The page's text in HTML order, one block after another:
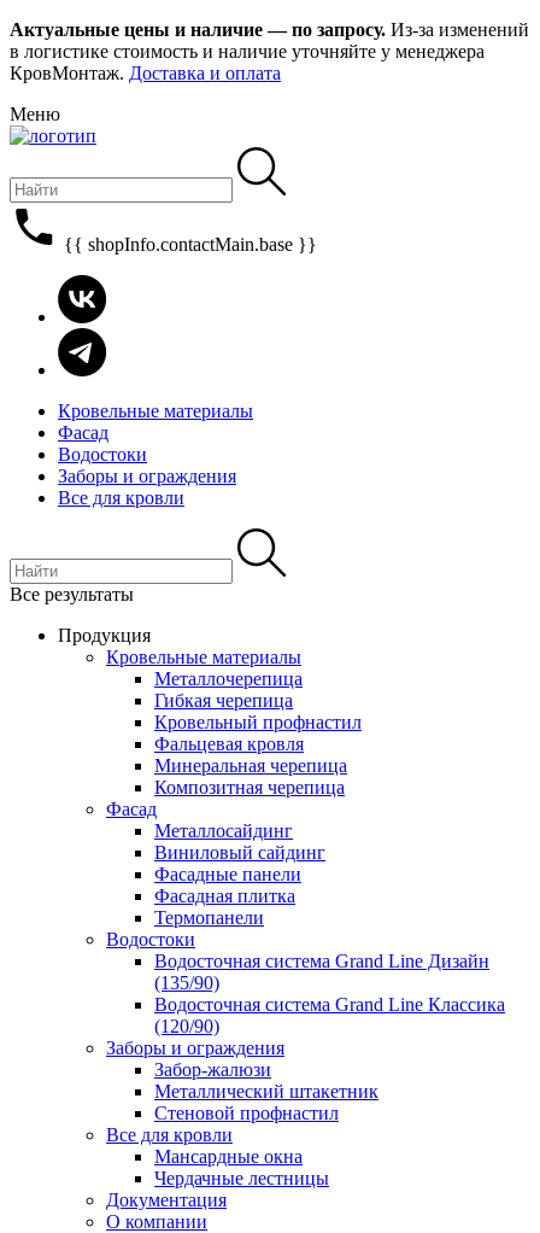
Актуальные цены и наличие — по запросу. Из-за изменений
в логистике стоимость и наличие уточняйте у менеджера
КровМонтаж. Доставка и оплата
Меню
{{ shopInfo.contactMain.base }}
Кровельные материалы
Фасад
Водостоки
Заборы и ограждения
Все для кровли
Все результаты
Продукция
Кровельные материалы
Металлочерепица
Гибкая черепица
Кровельный профнастил
Фальцевая кровля
Минеральная черепица
Композитная черепица
Фасад
Металлосайдинг
Виниловый сайдинг
Фасадные панели
Фасадная плитка
Термопанели
Водостоки
Водосточная система Grand Line Дизайн
(135/90)
Водосточная система Grand Line Классика
(120/90)
Заборы и ограждения
Забор-жалюзи
Металлический штакетник
Стеновой профнастил
Все для кровли
Мансардные окна
Чердачные лестницы
Документация
О компании